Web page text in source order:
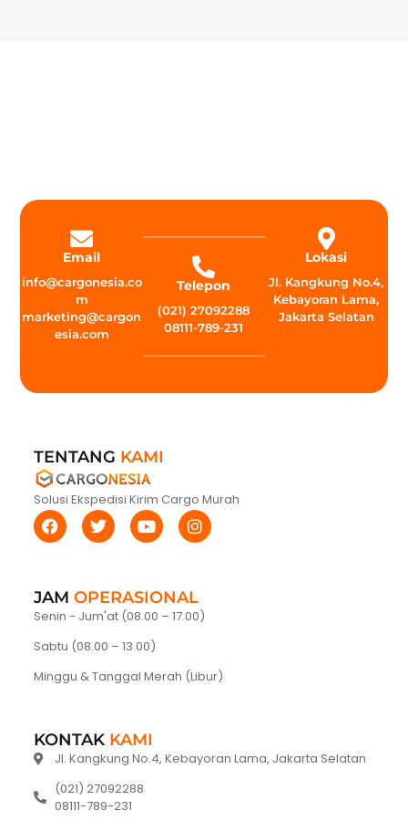
Email
info@cargonesia.co
m
marketing@cargon
esia.com
Telepon
(021) 27092288
08111-789-231
Lokasi
Jl. Kangkung No.4,
Kebayoran Lama,
Jakarta Selatan
TENTANG KAMI
Solusi Ekspedisi Kirim Cargo Murah
JAMOPERASIONAL
Senin - Jum'at (08.00 – 17.00)
Sabtu (08.00 – 13.00)
Minggu & Tanggal Merah (Libur)
KONTAK KAMI
Jl. Kangkung No.4, Kebayoran Lama, Jakarta Selatan
(021) 27092288
08111-789-231